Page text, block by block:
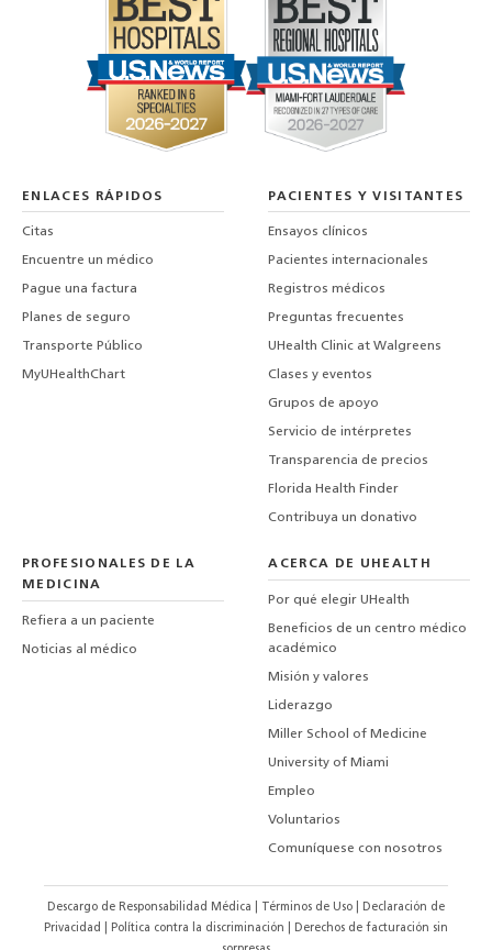
ENLACES RÁPIDOS
Citas
Encuentre un médico
Pague una factura
Planes de seguro
Transporte Público
MyUHealthChart
PACIENTES Y VISITANTES
Ensayos clínicos
Pacientes internacionales
Registros médicos
Preguntas frecuentes
UHealth Clinic at Walgreens
Clases y eventos
Grupos de apoyo
Servicio de intérpretes
Transparencia de precios
Florida Health Finder
Contribuya un donativo
PROFESIONALES DE LA
MEDICINA
Refiera a un paciente
Noticias al médico
ACERCA DE UHEALTH
Por qué elegir UHealth
Beneficios de un centro médico
académico
Misión y valores
Liderazgo
Miller School of Medicine
University of Miami
Empleo
Voluntarios
Comuníquese con nosotros
Descargo de Responsabilidad Médica Términos de Uso
Declaración de
Privacidad
Política contra la discriminación
Derechos de facturación sin